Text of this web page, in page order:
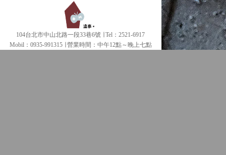
104台北市中山北路一段33巷6號 ∣ Tel：2521-6917
Mobil：0935-991315 ∣
營業時間：中午12點～晚上七點